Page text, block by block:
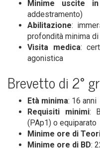
Mini­me usci­te
addestramento)
Abi­li­ta­zio­ne:
pro­fon­di­tà mini­ma di
Visi­ta medi­ca:
agonistica
Bre­vet­to di 2°
Età mini­ma: 16 anni
Requi­si­ti mini­mi:
(PAp1) o equiparato
Mini­me ore di
Mini­me ore di BD: